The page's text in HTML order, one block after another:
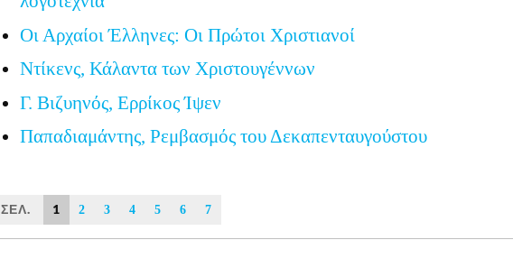
Οι Αρχαίοι Έλληνες: Οι Πρώτοι Χριστιανοί
Ντίκενς, Κάλαντα των Χριστουγέννων
Γ. Βιζυηνός, Ερρίκος Ίψεν
Παπαδιαμάντης, Ρεμβασμός του Δεκαπενταυγούστου
ΣΕΛ. 1 2 3 4 5 6 7